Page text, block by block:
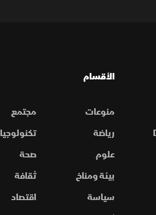
الأقسام
منوعات
مجتمع
رياضة
تكنولوجيا
علوم
صحة
بيئة ومناخ
ثقافة
سياسة
اقتصاد